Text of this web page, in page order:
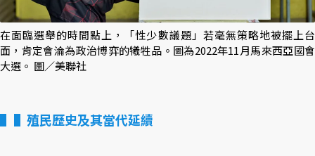
在面臨選舉的時間點上，「性少數議題」若毫無策略地被擺上台
面，肯定會淪為政治博弈的犧牲品。圖為2022年11月馬來西亞國會
大選。 圖／美聯社
▌殖民歷史及其當代延續